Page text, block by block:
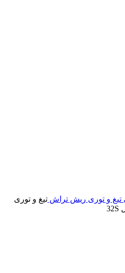
تیغ و توری ریش تراش تیغ و توری